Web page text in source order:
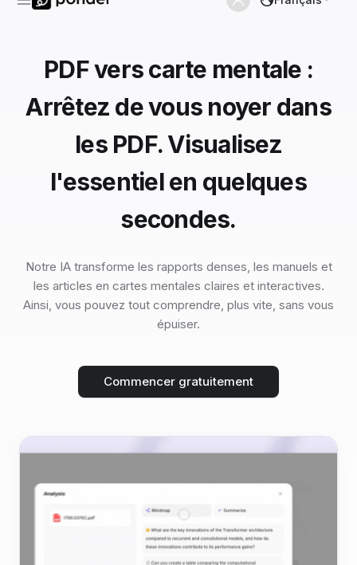
PDF vers carte mentale :
Arrêtez de vous noyer dans
les PDF. Visualisez
l'essentiel en quelques
secondes.
Notre IA transforme les rapports denses, les manuels et
les articles en cartes mentales claires et interactives.
Ainsi, vous pouvez tout comprendre, plus vite, sans vous
épuiser.
Commencer gratuitement